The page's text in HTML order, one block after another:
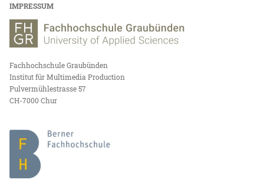
IMPRESSUM
Fachhochschule Graubünden
Institut für Multimedia Production
Pulvermühlestrasse 57
CH-7000 Chur